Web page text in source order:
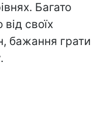
Багато
своїх
бажання грати